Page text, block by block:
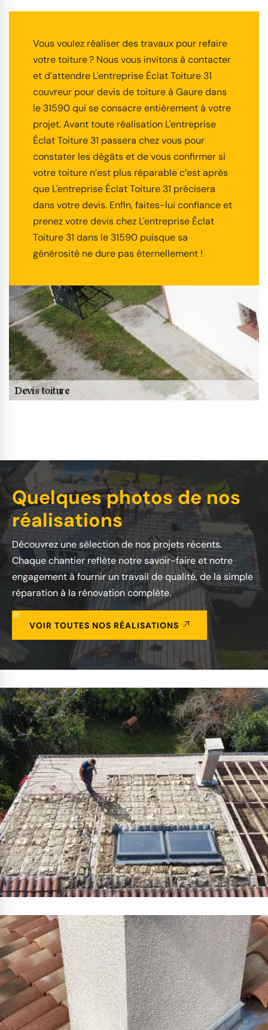
Vous voulez réaliser des travaux pour refaire
votre toiture ? Nous vous invitons à contacter
et d’attendre L'entreprise Éclat Toiture 31
couvreur pour devis de toiture à Gaure dans
le 31590 qui se consacre entièrement à votre
projet. Avant toute réalisation L'entreprise
Éclat Toiture 31 passera chez vous pour
constater les dégâts et de vous confirmer si
votre toiture n’est plus réparable c’est après
que L'entreprise Éclat Toiture 31 précisera
dans votre devis. Enfin, faites-lui confiance et
prenez votre devis chez L'entreprise Éclat
Toiture 31 dans le 31590 puisque sa
générosité ne dure pas éternellement !
Quelques photos de nos
réalisations
Découvrez une sélection de nos projets récents.
Chaque chantier reflète notre savoir-faire et notre
engagement à fournir un travail de qualité, de la simple
réparation à la rénovation complète.
VOIR TOUTES NOS RÉALISATIONS